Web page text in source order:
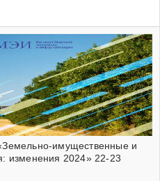
имущественные и
изменения 2024» 22-23